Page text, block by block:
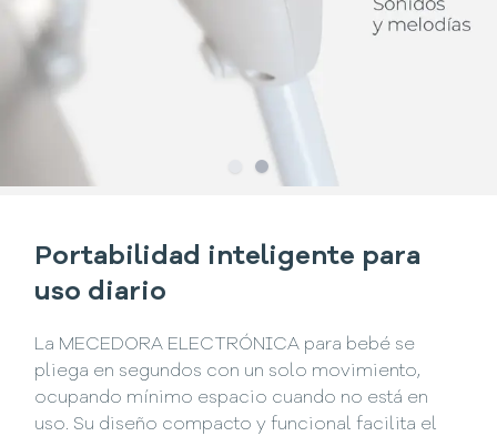
SlideSlide
Portabilidad inteligente para
uso diario
La MECEDORA ELECTRÓNICA para bebé se
pliega en segundos con un solo movimiento,
ocupando mínimo espacio cuando no está en
uso. Su diseño compacto y funcional facilita el